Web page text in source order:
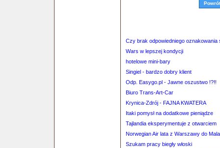
Czy brak odpowiedniego
Wars w lepszej kondycji
hotelowe mini-bary
Singiel - bardzo dobry klient
Odp. Easygo.pl - Jawne oszustwo !?!!
Biuro Trans-Art-Car
Krynica-Zdrój - FAJNA KWATERA
Itaki pomysł na dodatkowe pieniądze
Tajlandia eksperymentuje z otwarciem
Norwegian Air lata z Warszawy do
Szukam pracy biegły włoski